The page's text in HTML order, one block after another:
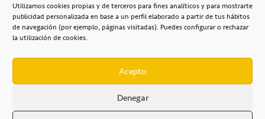
Utilizamos cookies propias y de terceros para fines analíticos y para mostrarte
publicidad personalizada en base a un perfil elaborado a partir de tus hábitos
de navegación (por ejemplo, páginas visitadas). Puedes configurar o rechazar
la utilización de cookies.
Acepto
Denegar
secretaria@cbcanarias.es
+34 922 253 684
Casa del Deporte / 38108 – La Laguna
POLÍTICA DE PRIVACIDAD / POLÍTICA DE COOKIES /